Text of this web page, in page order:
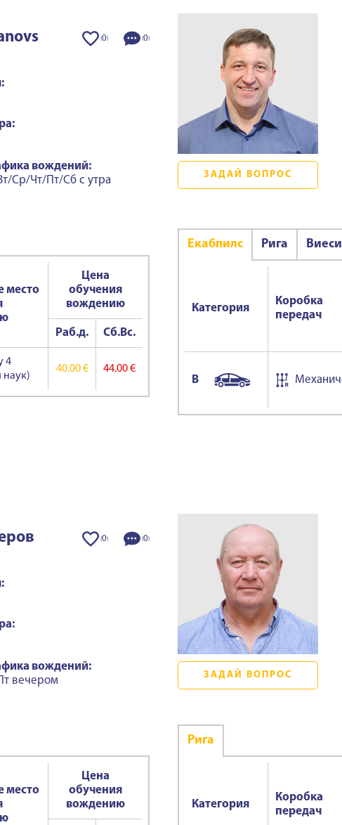
(0) (0)
вождений:
Ср/Чт/Пт/Сб с утра
место
Цена
обучения
вождению
Раб.д. Сб.Вс.
4
наук)
40.00 € 44.00 €
ЗАДАЙ ВОПРОС
Екабпилс Ригa
Категория
Коробка
передач
B
(0) (0)
вождений:
вечером
место
Цена
обучения
вождению
ЗАДАЙ ВОПРОС
Ригa
Категория
Коробка
передач